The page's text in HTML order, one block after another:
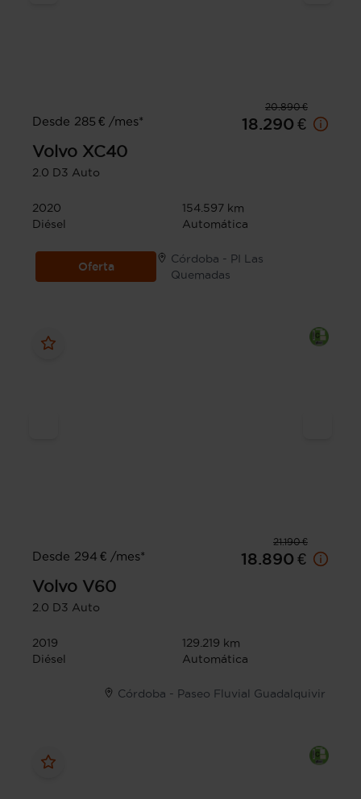
20.890 €
Desde 285 € /mes*
18.290 €
Volvo XC40
2.0 D3 Auto
2020
154.597 km
Diésel
Automática
Oferta
Córdoba - PI Las
Quemadas
21.190 €
Desde 294 € /mes*
18.890 €
Volvo V60
2.0 D3 Auto
2019
129.219 km
Diésel
Automática
Córdoba - Paseo Fluvial Guadalquivir